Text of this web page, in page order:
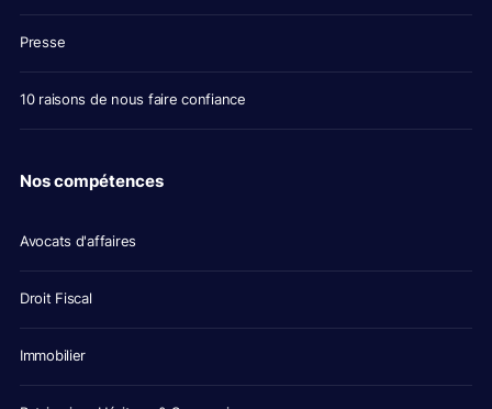
Presse
10 raisons de nous faire confiance
Nos compétences
Avocats d'affaires
Droit Fiscal
Immobilier